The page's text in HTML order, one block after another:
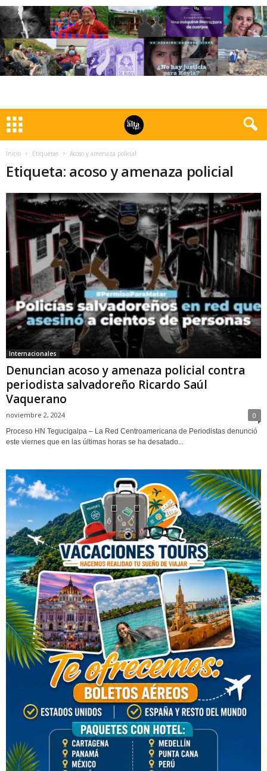
Inicio Etiquetas Acoso y amenaza policial
Etiqueta: acoso y amenaza policial
Internacionales
Denuncian acoso y amenaza policial contra
periodista salvadoreño Ricardo Saúl
Vaquerano
noviembre 2, 2024 0
Proceso HN Tegucigalpa – La Red Centroamericana de Periodistas denunció
este viernes que en las últimas horas se ha desatado...